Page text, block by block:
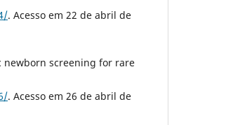
. Acesso em 22 de abril de
newborn screening for rare
. Acesso em 26 de abril de